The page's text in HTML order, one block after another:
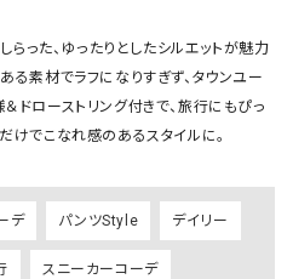
らった、ゆったりとしたシルエットが魅力
る素材でラフになりすぎず、タウンユー
ドローストリング付きで、旅行にもぴっ
デ パンツStyle デイリー
スニーカーコーデ